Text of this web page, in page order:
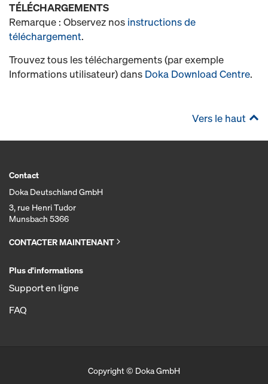
TÉLÉCHARGEMENTS
Remarque : Observez nos instructions de
téléchargement.
Trouvez tous les téléchargements (par exemple
Informations utilisateur) dans Doka Download Centre.
Vers le haut
Contact
Doka Deutschland GmbH
3, rue Henri Tudor
Munsbach 5366
CONTACTER MAINTENANT
Plus d'informations
Support en ligne
FAQ
Copyright © Doka GmbH